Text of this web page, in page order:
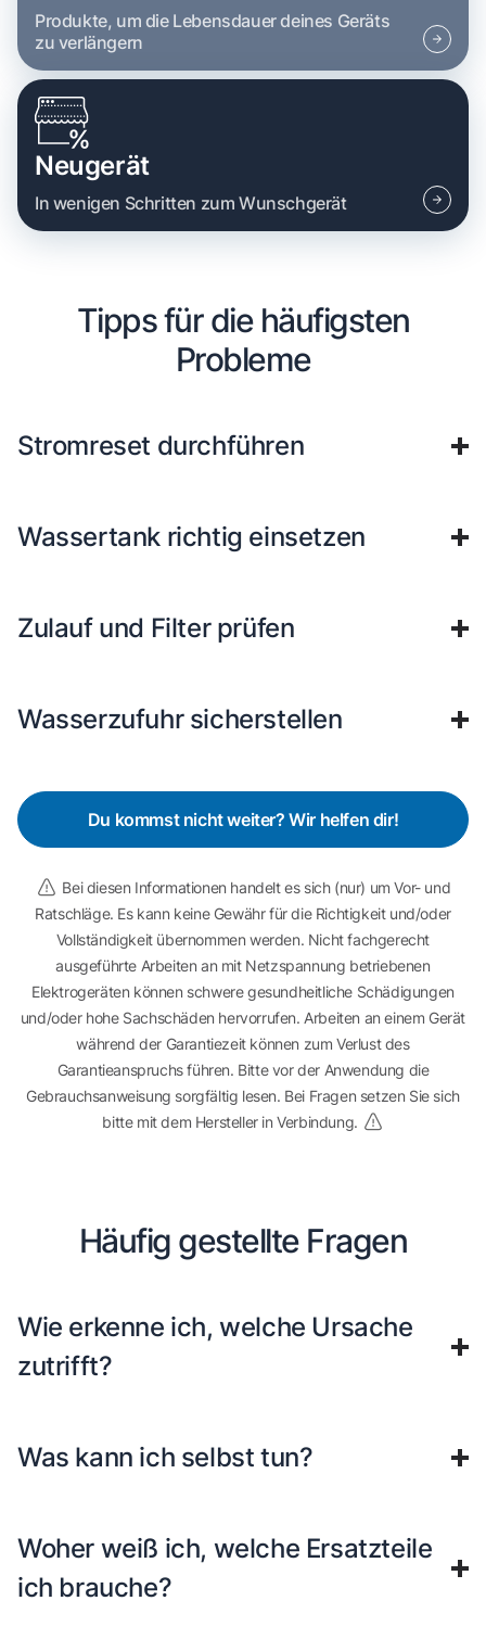
Produkte, um die Lebensdauer deines Geräts
zu verlängern
Neugerät
In wenigen Schritten zum Wunschgerät
Tipps für die häufigsten
Probleme
Stromreset durchführen
Wassertank richtig einsetzen
Zulauf und Filter prüfen
Wasserzufuhr sicherstellen
Du kommst nicht weiter? Wir helfen dir!
Bei diesen Informationen handelt es sich (nur) um Vor- und
Ratschläge. Es kann keine Gewähr für die Richtigkeit und/oder
Vollständigkeit übernommen werden. Nicht fachgerecht
ausgeführte Arbeiten an mit Netzspannung betriebenen
Elektrogeräten können schwere gesundheitliche Schädigungen
und/oder hohe Sachschäden hervorrufen. Arbeiten an einem Gerät
während der Garantiezeit können zum Verlust des
Garantieanspruchs führen. Bitte vor der Anwendung die
Gebrauchsanweisung sorgfältig lesen. Bei Fragen setzen Sie sich
bitte mit dem Hersteller in Verbindung.
Häufig gestellte Fragen
Wie erkenne ich, welche Ursache
zutrifft?
Was kann ich selbst tun?
Woher weiß ich, welche Ersatzteile
ich brauche?